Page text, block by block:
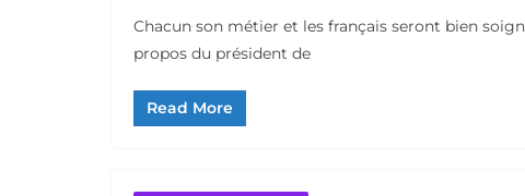
Chacun son métier et les français seront bien
propos du président de
Read More